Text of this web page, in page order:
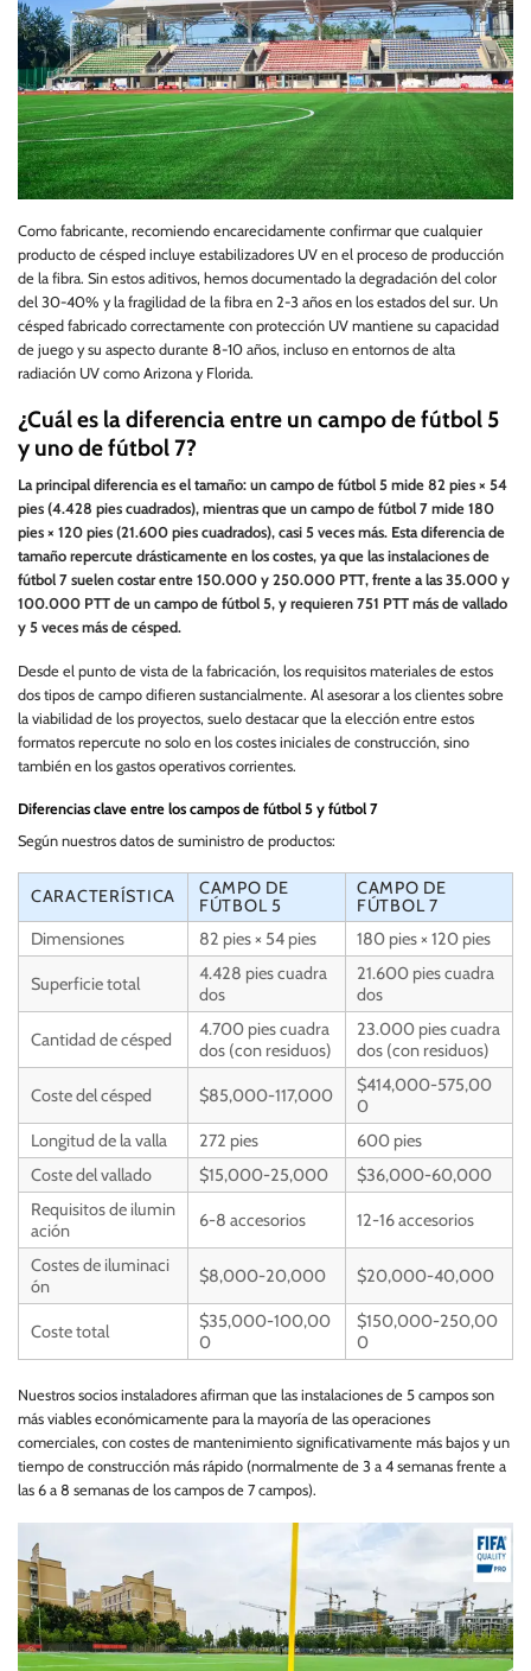
Como fabricante, recomiendo encarecidamente confirmar que cualquier
producto de césped incluye estabilizadores UV en el proceso de producción
de la fibra. Sin estos aditivos, hemos documentado la degradación del color
del 30-40% y la fragilidad de la fibra en 2-3 años en los estados del sur. Un
césped fabricado correctamente con protección UV mantiene su capacidad
de juego y su aspecto durante 8-10 años, incluso en entornos de alta
radiación UV como Arizona y Florida.
¿Cuál es la diferencia entre un campo de fútbol 5
y uno de fútbol 7?
La principal diferencia es el tamaño: un campo de fútbol 5 mide 82 pies × 54
pies (4.428 pies cuadrados), mientras que un campo de fútbol 7 mide 180
pies × 120 pies (21.600 pies cuadrados), casi 5 veces más. Esta diferencia de
tamaño repercute drásticamente en los costes, ya que las instalaciones de
fútbol 7 suelen costar entre 150.000 y 250.000 PTT, frente a las 35.000 y
100.000 PTT de un campo de fútbol 5, y requieren 751 PTT más de vallado
y 5 veces más de césped.
Desde el punto de vista de la fabricación, los requisitos materiales de estos
dos tipos de campo difieren sustancialmente. Al asesorar a los clientes sobre
la viabilidad de los proyectos, suelo destacar que la elección entre estos
formatos repercute no solo en los costes iniciales de construcción, sino
también en los gastos operativos corrientes.
Diferencias clave entre los campos de fútbol 5 y fútbol 7
Según nuestros datos de suministro de productos:
CARACTERÍSTICA
CAMPO DE
FÚTBOL 5
CAMPO DE
FÚTBOL 7
Dimensiones
82 pies × 54 pies 180 pies × 120 pies
Superficie total
4.428 pies cuadra
dos
21.600 pies cuadra
dos
Cantidad de césped
4.700 pies cuadra
dos (con residuos)
23.000 pies cuadra
dos (con residuos)
Coste del césped $85,000-117,000
$414,000-575,00
0
Longitud de la valla
272 pies
600 pies
Coste del vallado
$15,000-25,000
$36,000-60,000
Requisitos de ilumin
ación
6-8 accesorios 12-16 accesorios
Costes de iluminaci
ón
$8,000-20,000 $20,000-40,000
Coste total
$35,000-100,00
0
$150,000-250,00
0
Nuestros socios instaladores afirman que las instalaciones de 5 campos son
más viables económicamente para la mayoría de las operaciones
comerciales, con costes de mantenimiento significativamente más bajos y un
tiempo de construcción más rápido (normalmente de 3 a 4 semanas frente a
las 6 a 8 semanas de los campos de 7 campos).